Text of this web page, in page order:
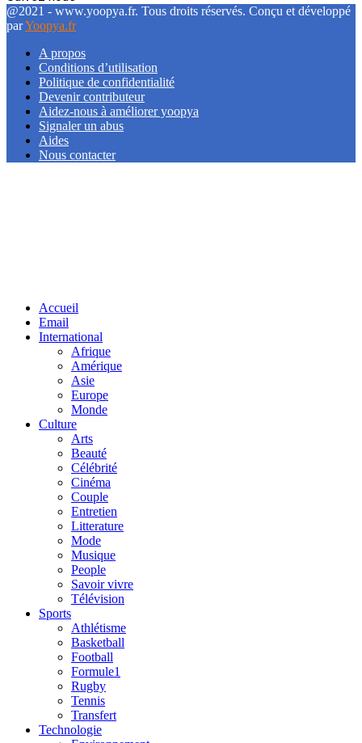
Facebook
Twitter
Linkedin
@2021 - www.yoopya.fr. Tous droits réservés. Conçu et développé
parYoopya.fr
A propos
Conditions d’utilisation
Politique de confidentialité
Devenir contributeur
Aidez-nous à améliorer yoopya
Signaler un abus
Aides
Nous contacter
Accueil
Email
International
Afrique
Amérique
Asie
Europe
Monde
Culture
Arts
Beauté
Célébrité
Cinéma
Couple
Entretien
Litterature
Mode
Musique
People
Savoir vivre
Télévision
Sports
Athlétisme
Basketball
Football
Formule1
Rugby
Tennis
Transfert
Technologie